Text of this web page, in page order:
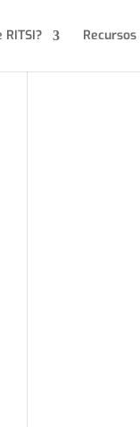
RITSI? Recursos